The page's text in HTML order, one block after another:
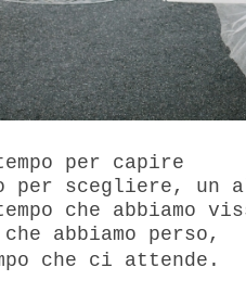
per capire
per scegliere, un
che abbiamo
abbiamo perso,
che ci attende.